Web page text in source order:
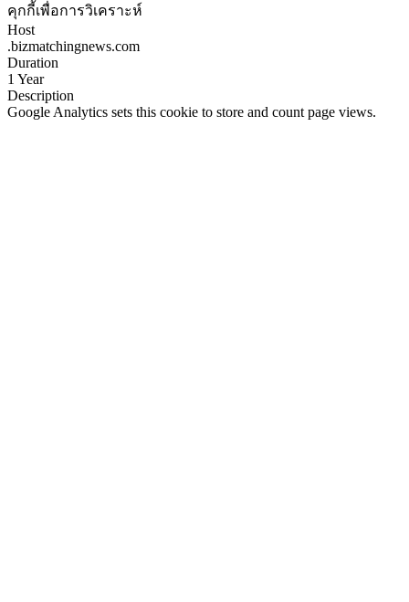
คุกกี้เพื่อการวิเคราะห์
Host
.bizmatchingnews.com
Duration
1 Year
Description
Google Analytics sets this cookie to store and count page views.